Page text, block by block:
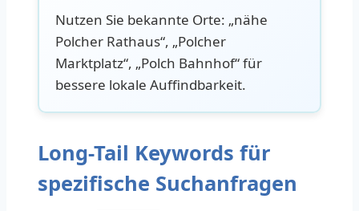
Nutzen Sie bekannte Orte: „nähe
Polcher Rathaus“, „Polcher
Marktplatz“, „Polch Bahnhof“ für
bessere lokale Auffindbarkeit.
Long-Tail Keywords für
spezifische Suchanfragen